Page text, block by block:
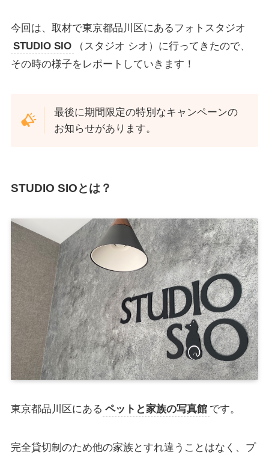
今回は、取材で東京都品川区にあるフォトスタジオ
STUDIO SIO
（スタジオ シオ）に行ってきたので、
その時の様子をレポートしていきます！
最後に期間限定の特別なキャンペーンの
お知らせがあります。
STUDIO SIOとは？
東京都品川区にある ペットと家族の写真館 です。
完全貸切制のため他の家族とすれ違うことはなく、プ